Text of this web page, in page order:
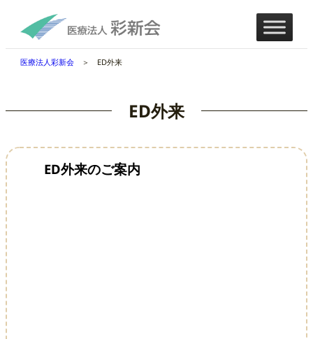
医療法人彩新会 ＞ ED外来
ED外来
ED外来のご案内